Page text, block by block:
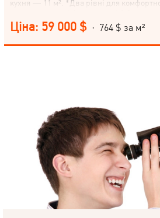
кухня — 11 м². *Два рівні для
опалення * Металопластикові вікна *
Встановлені лічильники на газ, воду та
Квартира у стані після будівельників
Ціна: 59 000 $ · 764 $ за м²